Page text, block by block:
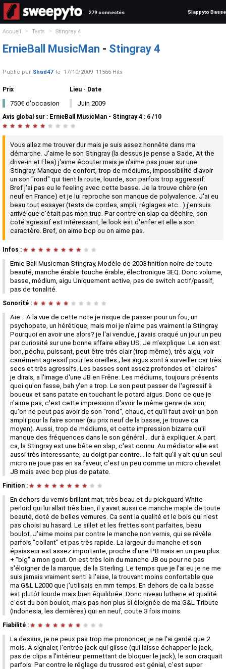
279 connectés Slappyto Basse
Accueil > Tests > Stingray 4
ErnieBall MusicMan - Stingray 4
Publié par Shad47 le 17/10/2009 11566 Hits
Prix
750€ d'occasion
Lieu - Date
Juin 2009
Avis global sur : ErnieBall MusicMan - Stingray 4 : 6 /10
★ ★ ★ ★ ★ ★ ★ ★ ★ ★
Vous allez me trouver dur mais je suis assez honnête dans ma
démarche. J'aime le son Stingray (la dessus je pense a Sade, At the
drive-in et Flea) j'aime écouter mais je n'aime pas jouer sur une
Stingray. Manque de confort, trop de médiums, impossibilité d'avoir
un son "rond" qui tient la route, lourde, son parfois trop aggressif.
Bref j'ai pas eu le feeling avec cette basse. Je la trouve chère (en
neuf en France) et je lui reproche son manque de polyvalence. J'ai eu
beau tout essayer (tests de cordes, ampli, réglages etc...) j'en suis
arrivé que c'était pas mon truc. Par contre en slap ca déchire, son
coté agressif est intéressant, le look est d'enfer et elle a son
caractère. Bref, on aime bcp ou on aime pas.
Infos : ★ ★ ★ ★ ★ ★ ★ ★ ★ ★
Ernie Ball Musicman Stingray, Modèle de 2003 finition noire de toute
beauté, manche érable touche érable, électronique 3EQ. Donc volume,
basse, médium, aigu Uniquement active, pas de switch actif/passif,
pas de tonalité.
Sonorité : ★ ★ ★ ★ ★ ★ ★ ★ ★ ★
Aie... A la vue de cette note je risque de passer pour un fou, un
psychopate, un hérétique, mais moi je n'aime pas vraiment la Stingray.
Pourquoi en avoir une alors? je l'ai vendue, j'avais craqué un jour un peu
par curiosité sur une bonne affaire eBay US. Je m'explique: Le son est
bon, péchu, puissant, peut être trés clair (trop même), très aigu, voir
carrément agressif pour les oreilles:; les aigus sont à surveiller car très
secs et très agressifs. Les basses sont assez profondes et "claires"
je dirais, a l'image d'une JB en Frêne. Les médiums, toujours présents
quoi qu'on fasse, bah y'en a trop. Le son peut passer de l'agressif à
boueux et sans patate en touchant le potard aigus. Donc ce que je
n'aime pas, c'est cette impression d'avoir le même genre de son,
qu'on ne peut pas avoir de son "rond", chaud, et qu'il faut avoir un bon
ampli pour la faire sonner (au prix neuf de la basse, je trouve ca
moyen). Aussi, trop de médiums, et cette impression bizarre qu'il
manque des fréquences dans le son général... dur à expliquer. A part
ca, la Stingray est une bête en slap, c'est connu. Au médiator elle est
aussi très interessante, au doigt par contre... le fait qu'il y ait qu'un seul
micro ne joue pas en sa faveur, c'est un peu comme un micro chevalet
JB mais avec bcp plus de patate.
Finition : ★ ★ ★ ★ ★ ★ ★ ★ ★ ★
En dehors du vernis brillant mat, très beau et du pickguard White
perloid qui lui allait très bien, il y avait aussi ce manche maple de toute
beauté, doté de belles vernures. Ca sent la qualité et le bois qui n'est
pas choisi au hasard. Le sillet et les frettes sont parfaites, beau
boulot. J'aime moins par contre le manche non vernis, qui se révèle
parfois "collant" et pas très rapide. La largeur du manche et son
épaisseur est assez importante, proche d'une PB mais en un peu plus
+ "big" a mon gout. On est très loin du manche JB ou pour ne pas
s'éloigner de la marque, de la Sterling. Le temps que je l'ai eu je ne me
suis jamais vraiment senti à l'aise, la trouvant moins confortable que
ma G&L L2000 que j'utilisais en mm temps. En dehors de ca la basse
est plutôt lourde mais bien équilibrée. Donc niveau lutherie et qualité
c'est du bon boulot, mais pas non plus si éloignée de ma G&L Tribute
(Indonesia, les dernières) qui en neuf, coute 3 fois moins.
Fiabilité : ★ ★ ★ ★ ★ ★ ★ ★ ★ ★
La dessus, je ne peux pas trop me prononcer, je ne l'ai gardé que 2
mois. A signaler, l'entrée jack qui glisse (qui laisse échapper le jack,
pas de clips a l'intérieur permettant de bloquer le jack), le son craquait
parfois. Par contre le réglage du trussrod est génial, c'est super